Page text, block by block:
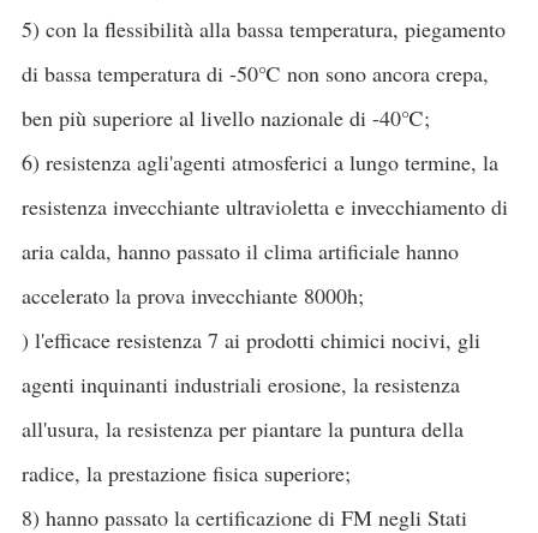
5) con la flessibilità alla bassa temperatura, piegamento
di bassa temperatura di -50℃ non sono ancora crepa,
ben più superiore al livello nazionale di -40℃;
6) resistenza agli'agenti atmosferici a lungo termine, la
resistenza invecchiante ultravioletta e invecchiamento di
aria calda, hanno passato il clima artificiale hanno
accelerato la prova invecchiante 8000h;
) l'efficace resistenza 7 ai prodotti chimici nocivi, gli
agenti inquinanti industriali erosione, la resistenza
all'usura, la resistenza per piantare la puntura della
radice, la prestazione fisica superiore;
8) hanno passato la certificazione di FM negli Stati